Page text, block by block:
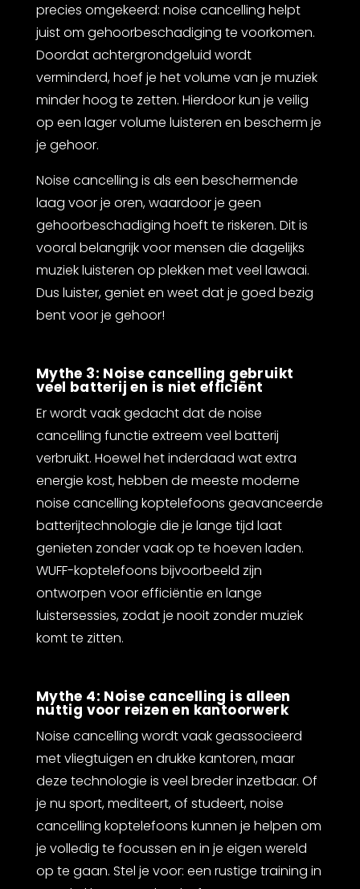
precies omgekeerd: noise cancelling helpt
juist om gehoorbeschadiging te voorkomen.
Doordat achtergrondgeluid wordt
verminderd, hoef je het volume van je muziek
minder hoog te zetten. Hierdoor kun je veilig
op een lager volume luisteren en bescherm je
je gehoor.
Noise cancelling is als een beschermende
laag voor je oren, waardoor je geen
gehoorbeschadiging hoeft te riskeren. Dit is
vooral belangrijk voor mensen die dagelijks
muziek luisteren op plekken met veel lawaai.
Dus luister, geniet en weet dat je goed bezig
bent voor je gehoor!
Mythe 3: Noise cancelling gebruikt
veel batterij en is niet efficiënt
Er wordt vaak gedacht dat de noise
cancelling functie extreem veel batterij
verbruikt. Hoewel het inderdaad wat extra
energie kost, hebben de meeste moderne
noise cancelling koptelefoons geavanceerde
batterijtechnologie die je lange tijd laat
genieten zonder vaak op te hoeven laden.
WUFF-koptelefoons bijvoorbeeld zijn
ontworpen voor efficiëntie en lange
luistersessies, zodat je nooit zonder muziek
komt te zitten.
Mythe 4: Noise cancelling is alleen
nuttig voor reizen en kantoorwerk
Noise cancelling wordt vaak geassocieerd
met vliegtuigen en drukke kantoren, maar
deze technologie is veel breder inzetbaar. Of
je nu sport, mediteert, of studeert, noise
cancelling koptelefoons kunnen je helpen om
je volledig te focussen en in je eigen wereld
op te gaan. Stel je voor: een rustige training in